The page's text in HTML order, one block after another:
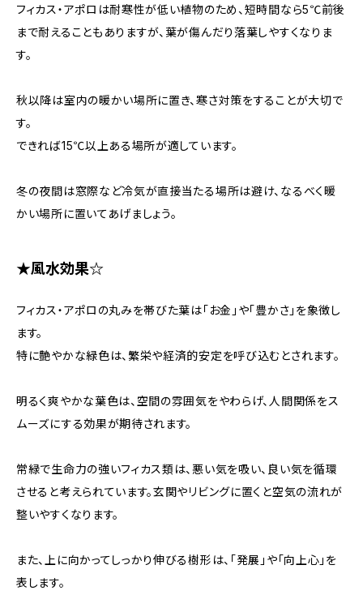
フィカス・アポロは耐寒性が低い植物のため、短時間なら5℃前後
まで耐えることもありますが、葉が傷んだり落葉しやすくなりま
す。
秋以降は室内の暖かい場所に置き、寒さ対策をすることが大切で
す。
できれば15℃以上ある場所が適しています。
冬の夜間は窓際など冷気が直接当たる場所は避け、なるべく暖
かい場所に置いてあげましょう。
★風水効果☆
フィカス・アポロの丸みを帯びた葉は「お金」や「豊かさ」を象徴し
ます。
特に艶やかな緑色は、繁栄や経済的安定を呼び込むとされます。
明るく爽やかな葉色は、空間の雰囲気をやわらげ、人間関係をス
ムーズにする効果が期待されます。
常緑で生命力の強いフィカス類は、悪い気を吸い、良い気を循環
させると考えられています。玄関やリビングに置くと空気の流れが
整いやすくなります。
また、上に向かってしっかり伸びる樹形は、「発展」や「向上心」を
表します。